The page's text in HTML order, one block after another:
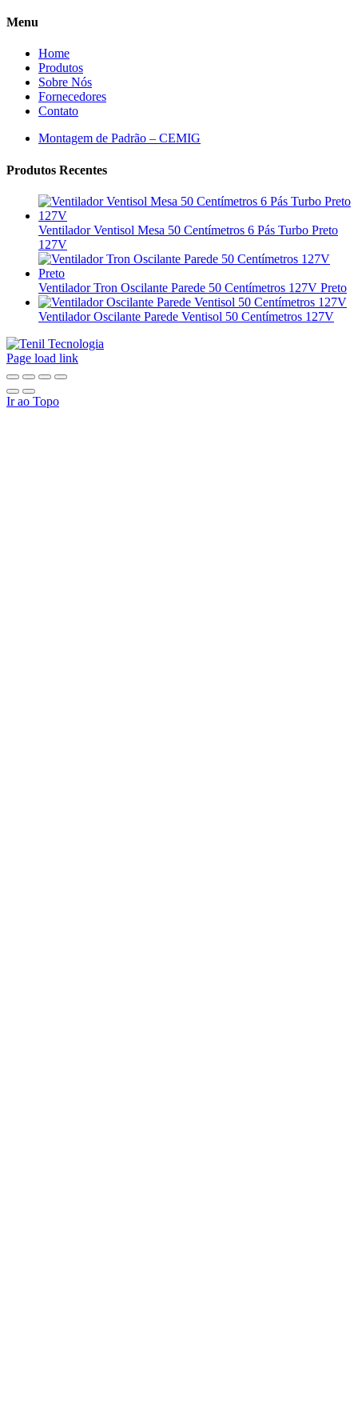
Menu
Home
Produtos
Sobre Nós
Fornecedores
Contato
Montagem de Padrão – CEMIG
Produtos Recentes
Ventilador Ventisol Mesa 50 Centímetros 6 Pás Turbo Preto
127V
Ventilador Tron Oscilante Parede 50 Centímetros 127V Preto
Ventilador Oscilante Parede Ventisol 50 Centímetros 127V
Page load link
Ir ao Topo